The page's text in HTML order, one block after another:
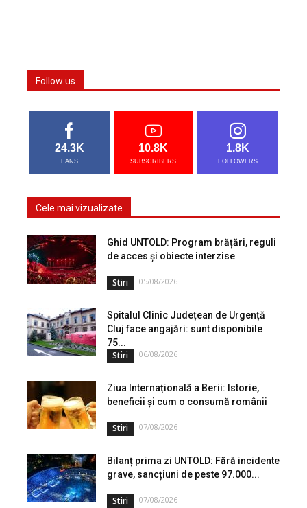
Follow us
24.3K
FANS
10.8K
SUBSCRIBERS
1.8K
FOLLOWERS
Cele mai vizualizate
Ghid UNTOLD: Program brățări, reguli
de acces și obiecte interzise
Stiri 05/08/2026
Spitalul Clinic Județean de Urgență
Cluj face angajări: sunt disponibile
75...
Stiri 06/08/2026
Ziua Internațională a Berii: Istorie,
beneficii și cum o consumă românii
Stiri 07/08/2026
Bilanț prima zi UNTOLD: Fără incidente
grave, sancțiuni de peste 97.000...
Stiri 07/08/2026